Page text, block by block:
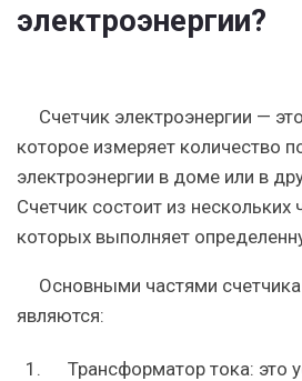
электроэнергии?
Счетчик электроэнергии —
которое измеряет количество
электроэнергии в доме или в
Счетчик состоит из нескольких
которых выполняет
Основными частями счетчика
являются:
Трансформатор тока: это